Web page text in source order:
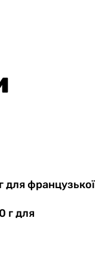
для французької
г для